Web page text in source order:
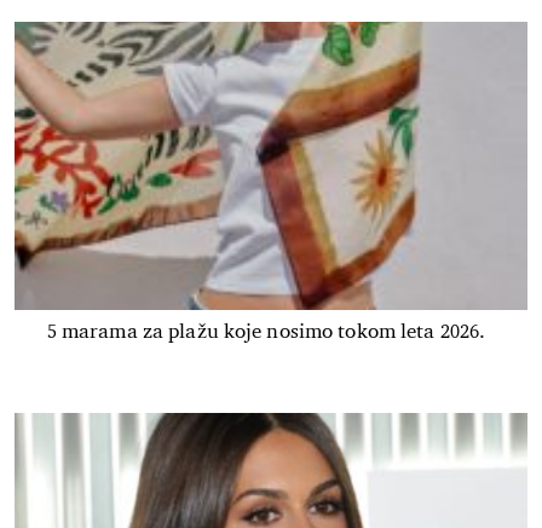
5 marama za plažu koje nosimo tokom leta 2026.